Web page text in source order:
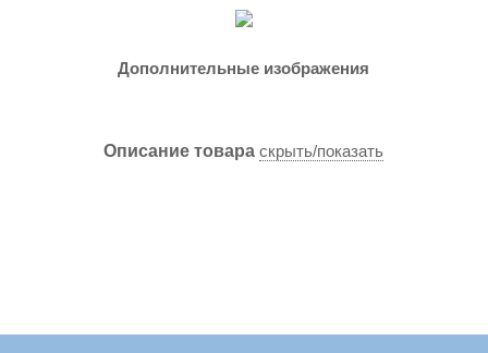
Дополнительные изображения
Описание товара скрыть/показать